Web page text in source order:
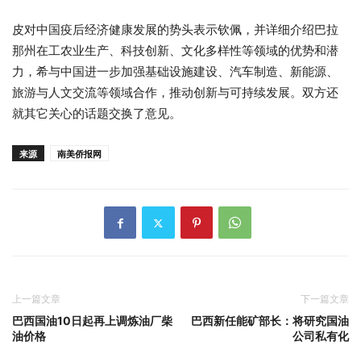
皮对中国疫后经济健康发展的势头表示钦佩，并详细介绍巴拉
那州在工农业生产、科技创新、文化多样性等领域的优势和潜
力，希与中国进一步加强基础设施建设、汽车制造、新能源、
旅游与人文交流等领域合作，推动创新与可持续发展。双方还
就其它关心的话题交换了意见。
来源 南美侨报网
上一篇文章
巴西国油10日起再上调炼油厂柴
油价格
下一篇文章
巴西新任能矿部长：将研究国油
公司私有化